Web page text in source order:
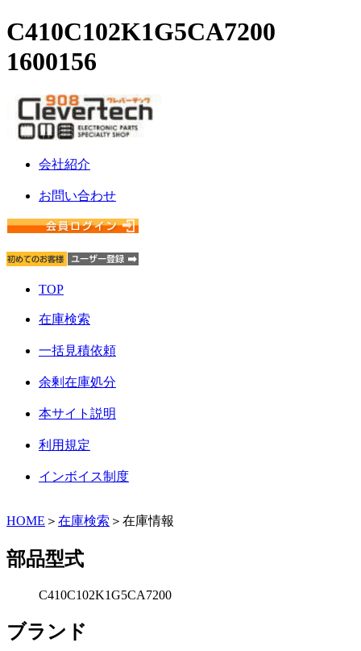
C410C102K1G5CA7200
1600156
会社紹介
お問い合わせ
TOP
在庫検索
一括見積依頼
余剰在庫処分
本サイト説明
利用規定
インボイス制度
HOME ＞ 在庫検索 ＞在庫情報
部品型式
C410C102K1G5CA7200
ブランド